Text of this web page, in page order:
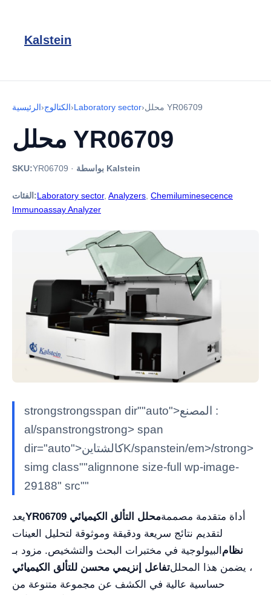
Kalstein
الرئيسية›الكتالوج›Laboratory sector› محلل YR06709
محلل YR06709
SKU:YR06709 · بواسطة Kalstein
الفئات:Laboratory sector, Analyzers Chemiluminesecence
Immunoassay Analyzer
strongstrongsspan dir""auto">المصنع :
al/spanstrongstrong> span
dir="auto">كالشتاينK/spanstein/em>/strong>
simg class""alignnone size-full wp-image-
29188" src""
يعد YR06709 محلل التألق الكيميائيأداة متقدمة مصممة
لتقديم نتائج سريعة ودقيقة وموثوقة لتحليل العينات
البيولوجية في مختبرات البحث والتشخيص. مزود بـ نظام
تفاعل إنزيمي محسن للتألق الكيميائي، يضمن هذا المحلل
حساسية عالية في الكشف عن مجموعة متنوعة من